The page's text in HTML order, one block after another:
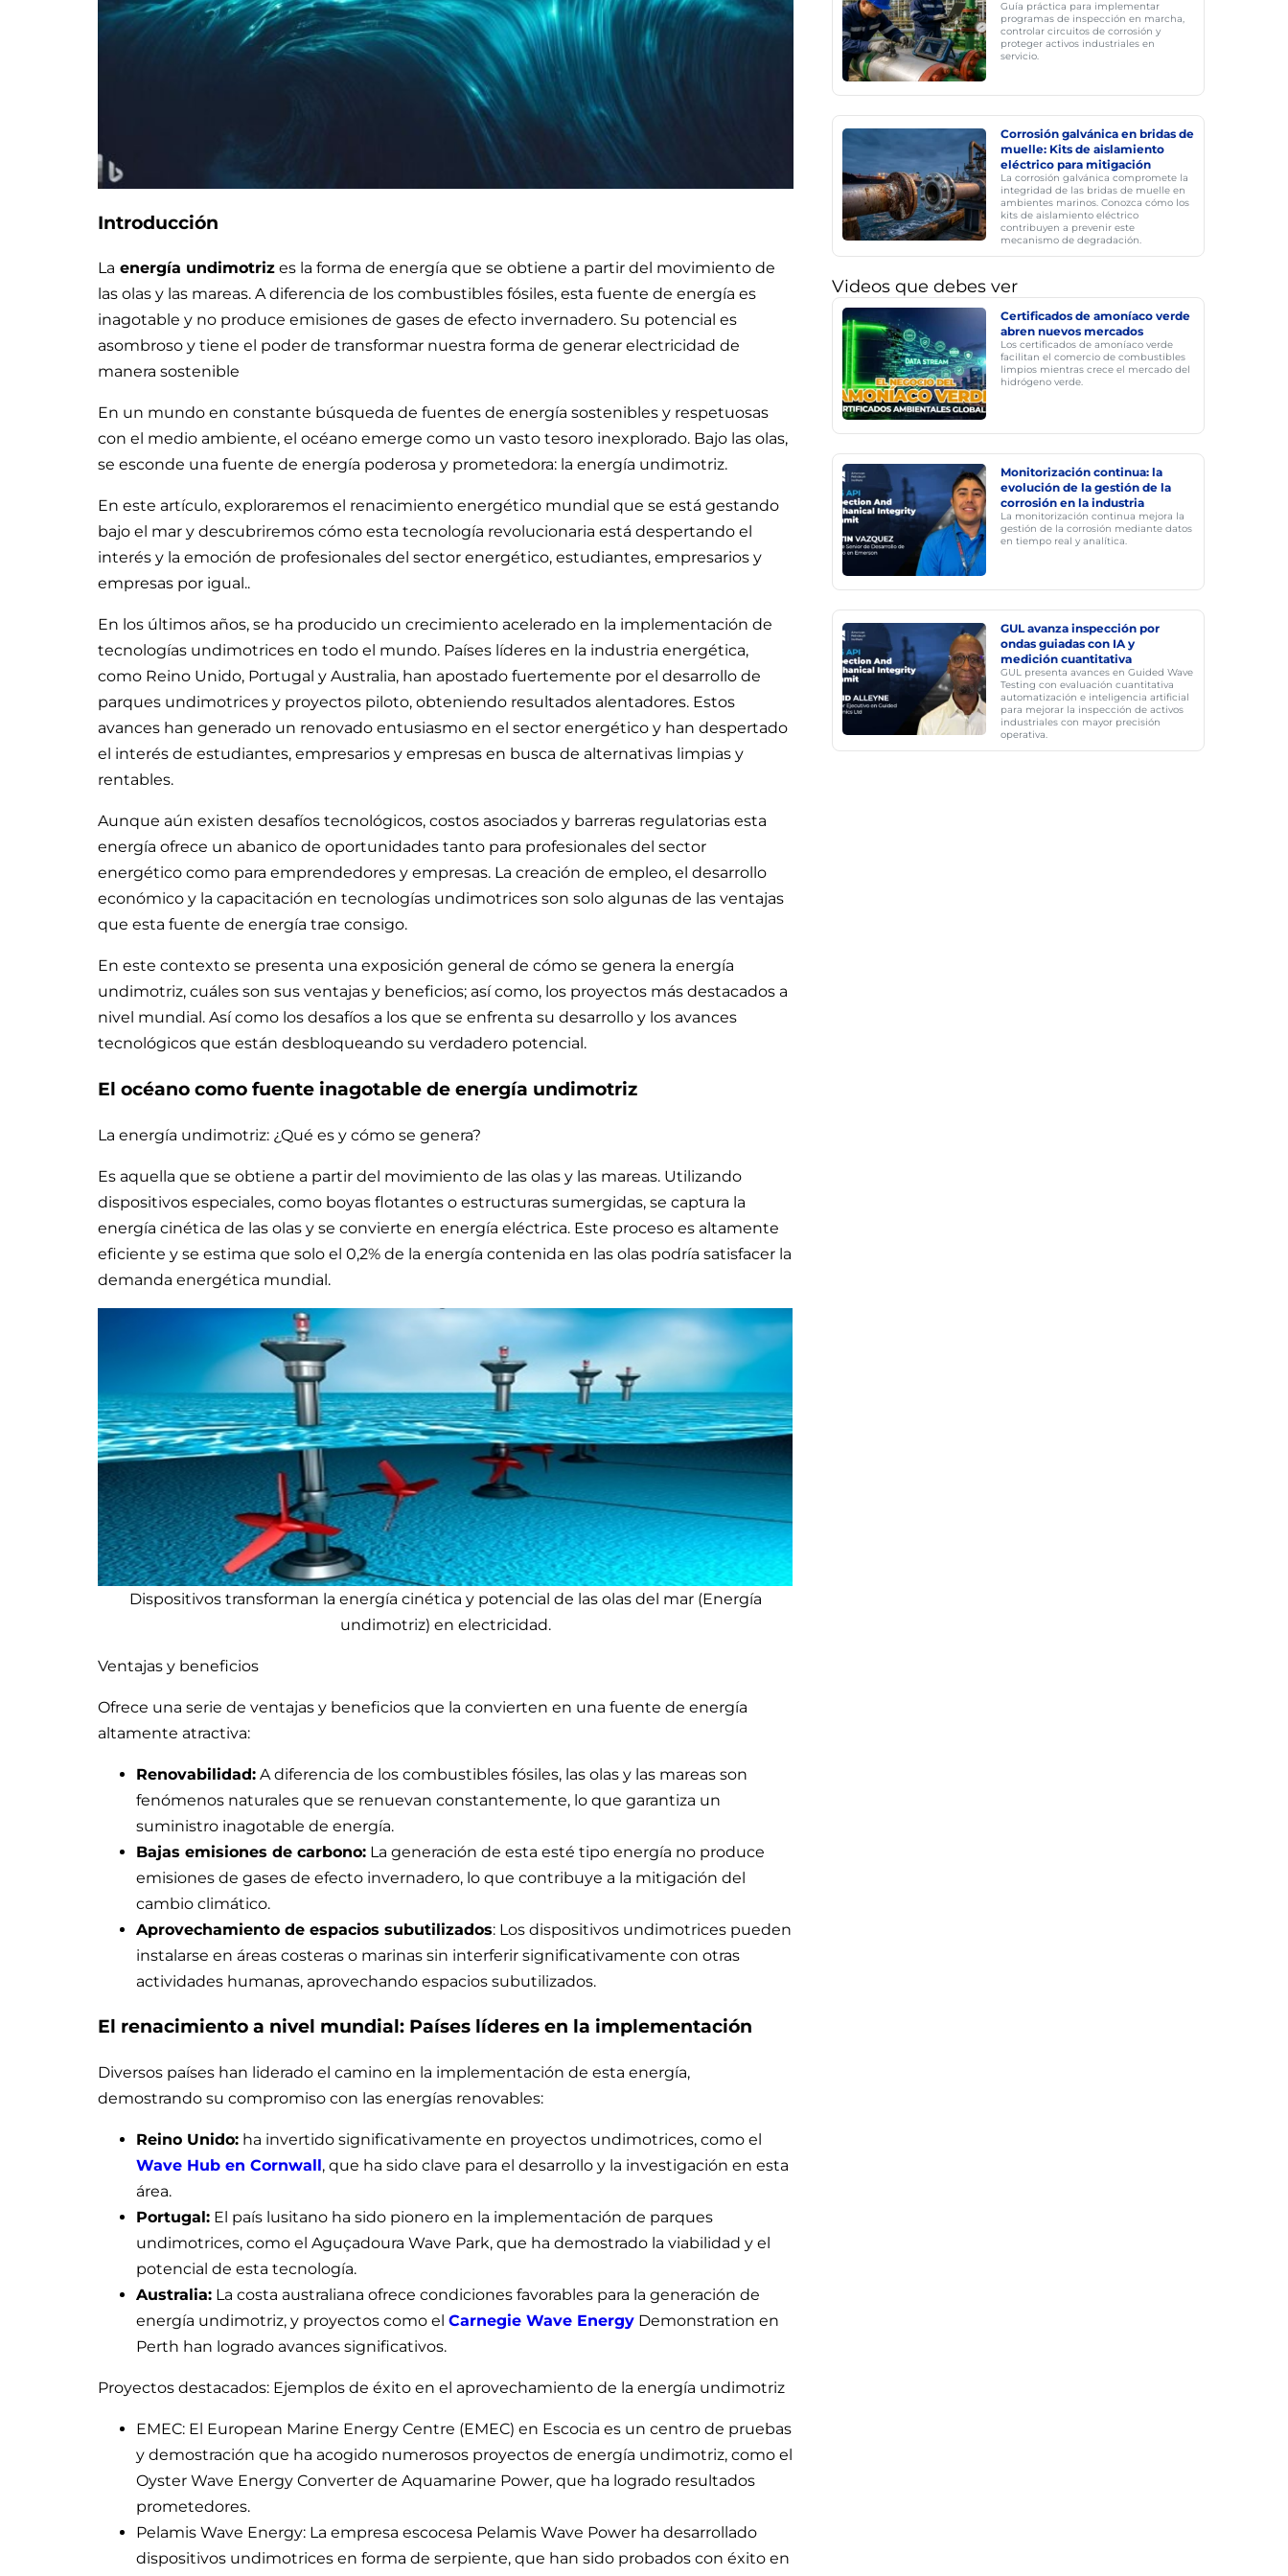
Introducción
La energía undimotriz es la forma de energía que se obtiene a partir del movimiento de
las olas y las mareas. A diferencia de los combustibles fósiles, esta fuente de energía es
inagotable y no produce emisiones de gases de efecto invernadero. Su potencial es
asombroso y tiene el poder de transformar nuestra forma de generar electricidad de
manera sostenible
En un mundo en constante búsqueda de fuentes de energía sostenibles y respetuosas
con el medio ambiente, el océano emerge como un vasto tesoro inexplorado. Bajo las olas,
se esconde una fuente de energía poderosa y prometedora: la energía undimotriz.
En este artículo, exploraremos el renacimiento energético mundial que se está gestando
bajo el mar y descubriremos cómo esta tecnología revolucionaria está despertando el
interés y la emoción de profesionales del sector energético, estudiantes, empresarios y
empresas por igual..
En los últimos años, se ha producido un crecimiento acelerado en la implementación de
tecnologías undimotrices en todo el mundo. Países líderes en la industria energética,
como Reino Unido, Portugal y Australia, han apostado fuertemente por el desarrollo de
parques undimotrices y proyectos piloto, obteniendo resultados alentadores. Estos
avances han generado un renovado entusiasmo en el sector energético y han despertado
el interés de estudiantes, empresarios y empresas en busca de alternativas limpias y
rentables.
Aunque aún existen desafíos tecnológicos, costos asociados y barreras regulatorias esta
energía ofrece un abanico de oportunidades tanto para profesionales del sector
energético como para emprendedores y empresas. La creación de empleo, el desarrollo
económico y la capacitación en tecnologías undimotrices son solo algunas de las ventajas
que esta fuente de energía trae consigo.
En este contexto se presenta una exposición general de cómo se genera la energía
undimotriz, cuáles son sus ventajas y beneficios; así como, los proyectos más destacados a
nivel mundial. Así como los desafíos a los que se enfrenta su desarrollo y los avances
tecnológicos que están desbloqueando su verdadero potencial.
El océano como fuente inagotable de energía undimotriz
La energía undimotriz: ¿Qué es y cómo se genera?
Es aquella que se obtiene a partir del movimiento de las olas y las mareas. Utilizando
dispositivos especiales, como boyas flotantes o estructuras sumergidas, se captura la
energía cinética de las olas y se convierte en energía eléctrica. Este proceso es altamente
eficiente y se estima que solo el 0,2% de la energía contenida en las olas podría satisfacer la
demanda energética mundial.
Dispositivos transforman la energía cinética y potencial de las olas del mar (Energía
undimotriz) en electricidad.
Ventajas y beneficios
Ofrece una serie de ventajas y beneficios que la convierten en una fuente de energía
altamente atractiva:
Renovabilidad: A diferencia de los combustibles fósiles, las olas y las mareas son
fenómenos naturales que se renuevan constantemente, lo que garantiza un
suministro inagotable de energía.
Bajas emisiones de carbono: La generación de esta esté tipo energía no produce
emisiones de gases de efecto invernadero, lo que contribuye a la mitigación del
cambio climático.
Aprovechamiento de espacios subutilizados: Los dispositivos undimotrices pueden
instalarse en áreas costeras o marinas sin interferir significativamente con otras
actividades humanas, aprovechando espacios subutilizados.
El renacimiento a nivel mundial: Países líderes en la implementación
Diversos países han liderado el camino en la implementación de esta energía,
demostrando su compromiso con las energías renovables:
Reino Unido: ha invertido significativamente en proyectos undimotrices, como el
Wave Hub en Cornwall, que ha sido clave para el desarrollo y la investigación en esta
área.
Portugal: El país lusitano ha sido pionero en la implementación de parques
undimotrices, como el Aguçadoura Wave Park, que ha demostrado la viabilidad y el
potencial de esta tecnología.
Australia: La costa australiana ofrece condiciones favorables para la generación de
energía undimotriz, y proyectos como el Carnegie Wave Energy Demonstration en
Perth han logrado avances significativos.
Proyectos destacados: Ejemplos de éxito en el aprovechamiento de la energía undimotriz
EMEC: El European Marine Energy Centre (EMEC) en Escocia es un centro de pruebas
y demostración que ha acogido numerosos proyectos de energía undimotriz, como el
Oyster Wave Energy Converter de Aquamarine Power, que ha logrado resultados
prometedores.
Pelamis Wave Energy: La empresa escocesa Pelamis Wave Power ha desarrollado
dispositivos undimotrices en forma de serpiente, que han sido probados con éxito en
Guía práctica para implementar
programas de inspección en marcha,
controlar circuitos de corrosión y
proteger activos industriales en
servicio.
Corrosión galvánica en bridas de
muelle: Kits de aislamiento
eléctrico para mitigación
La corrosión galvánica compromete la
integridad de las bridas de muelle en
ambientes marinos. Conozca cómo los
kits de aislamiento eléctrico
contribuyen a prevenir este
mecanismo de degradación.
Videos que debes ver
Certificados de amoníaco verde
abren nuevos mercados
Los certificados de amoníaco verde
facilitan el comercio de combustibles
limpios mientras crece el mercado del
hidrógeno verde.
Monitorización continua: la
evolución de la gestión de la
corrosión en la industria
La monitorización continua mejora la
gestión de la corrosión mediante datos
en tiempo real y analítica.
GUL avanza inspección por
ondas guiadas con IA y
medición cuantitativa
GUL presenta avances en Guided Wave
Testing con evaluación cuantitativa
automatización e inteligencia artificial
para mejorar la inspección de activos
industriales con mayor precisión
operativa.